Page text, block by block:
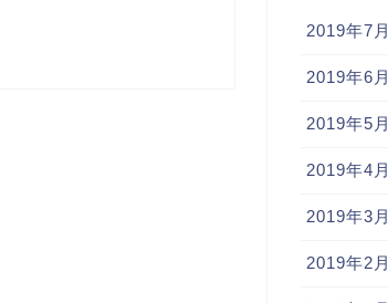
2019年7月
2019年6月
2019年5月
2019年4月
2019年3月
2019年2月